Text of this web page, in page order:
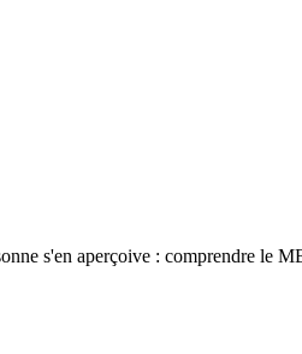
s'en aperçoive : comprendre le